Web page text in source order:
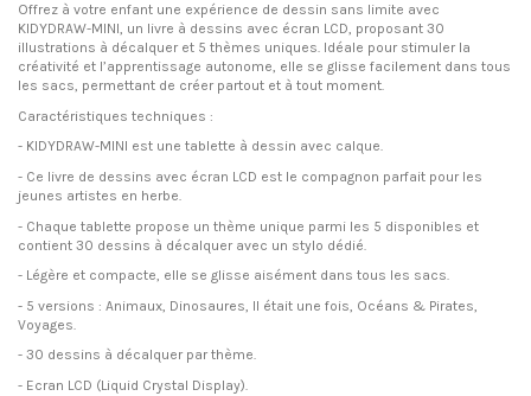
Offrez à votre enfant une expérience de dessin sans limite avec
KIDYDRAW-MINI, un livre à dessins avec écran LCD, proposant 30
illustrations à décalquer et 5 thèmes uniques. Idéale pour stimuler la
créativité et l’apprentissage autonome, elle se glisse facilement dans tous
les sacs, permettant de créer partout et à tout moment.
Caractéristiques techniques :
- KIDYDRAW-MINI est une tablette à dessin avec calque.
- Ce livre de dessins avec écran LCD est le compagnon parfait pour les
jeunes artistes en herbe.
- Chaque tablette propose un thème unique parmi les 5 disponibles et
contient 30 dessins à décalquer avec un stylo dédié.
- Légère et compacte, elle se glisse aisément dans tous les sacs.
- 5 versions : Animaux, Dinosaures, Il était une fois, Océans & Pirates,
Voyages.
- 30 dessins à décalquer par thème.
- Ecran LCD (Liquid Crystal Display).